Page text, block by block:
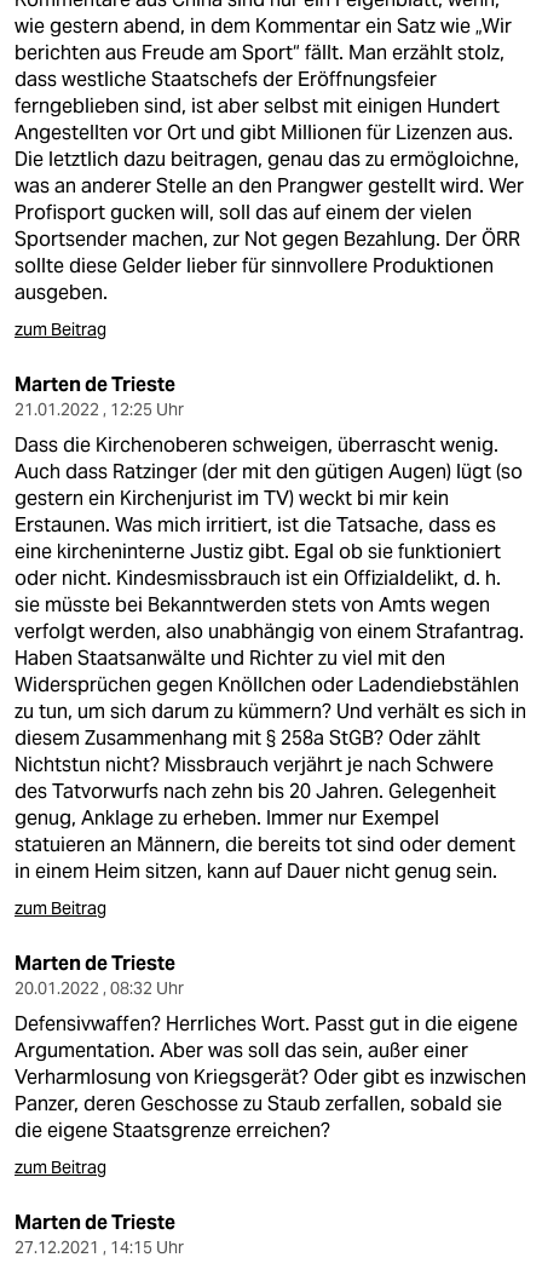
wie gestern abend, in dem Kommentar ein Satz wie „Wir
berichten aus Freude am Sport“ fällt. Man erzählt stolz,
dass westliche Staatschefs der Eröffnungsfeier
ferngeblieben sind, ist aber selbst mit einigen Hundert
Angestellten vor Ort und gibt Millionen für Lizenzen aus.
Die letztlich dazu beitragen, genau das zu ermögloichne,
was an anderer Stelle an den Prangwer gestellt wird. Wer
Profisport gucken will, soll das auf einem der vielen
Sportsender machen, zur Not gegen Bezahlung. Der ÖRR
sollte diese Gelder lieber für sinnvollere Produktionen
ausgeben.
zum Beitrag
Marten de Trieste
21.01.2022 , 12:25 Uhr
Dass die Kirchenoberen schweigen, überrascht wenig.
Auch dass Ratzinger (der mit den gütigen Augen) lügt (so
gestern ein Kirchenjurist im TV) weckt bi mir kein
Erstaunen. Was mich irritiert, ist die Tatsache, dass es
eine kircheninterne Justiz gibt. Egal ob sie funktioniert
oder nicht. Kindesmissbrauch ist ein Offizialdelikt, d. h.
sie müsste bei Bekanntwerden stets von Amts wegen
verfolgt werden, also unabhängig von einem Strafantrag.
Haben Staatsanwälte und Richter zu viel mit den
Widersprüchen gegen Knöllchen oder Ladendiebstählen
zu tun, um sich darum zu kümmern? Und verhält es sich in
diesem Zusammenhang mit § 258a StGB? Oder zählt
Nichtstun nicht? Missbrauch verjährt je nach Schwere
des Tatvorwurfs nach zehn bis 20 Jahren. Gelegenheit
genug, Anklage zu erheben. Immer nur Exempel
statuieren an Männern, die bereits tot sind oder dement
in einem Heim sitzen, kann auf Dauer nicht genug sein.
zum Beitrag
Marten de Trieste
20.01.2022 , 08:32 Uhr
Defensivwaffen? Herrliches Wort. Passt gut in die eigene
Argumentation. Aber was soll das sein, außer einer
Verharmlosung von Kriegsgerät? Oder gibt es inzwischen
Panzer, deren Geschosse zu Staub zerfallen, sobald sie
die eigene Staatsgrenze erreichen?
zum Beitrag
Marten de Trieste
27.12.2021 , 14:15 Uhr